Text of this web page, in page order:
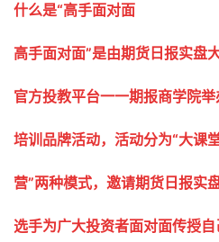
什么是“高手面对面
高手面对面”是由期货日报实盘
官方投教平台一一期报商学院
培训品牌活动，活动分为“大课
营”两种模式，邀请期货日报实
选手为广大投资者面对面传授